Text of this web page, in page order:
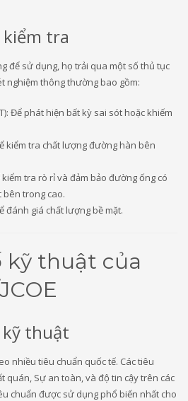
tra
để sử dụng, họ trải qua một số thủ tục
nghiệm thông thường bao gồm:
Để phát hiện bất kỳ sai sót hoặc khiếm
kiểm tra chất lượng đường hàn bên
tra rò rỉ và đảm bảo đường ống có
bên trong cao.
đánh giá chất lượng bề mặt.
kỹ thuật của
kỹ thuật
nhiều tiêu chuẩn quốc tế. Các tiêu
quán, Sự an toàn, và độ tin cậy trên các
chuẩn được sử dụng phổ biến nhất cho